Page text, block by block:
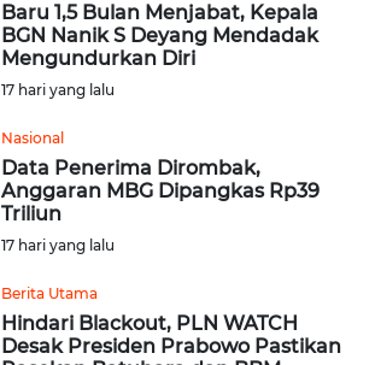
Baru 1,5 Bulan Menjabat, Kepala
BGN Nanik S Deyang Mendadak
Mengundurkan Diri
17 hari yang lalu
Nasional
Data Penerima Dirombak,
Anggaran MBG Dipangkas Rp39
Triliun
17 hari yang lalu
Berita Utama
Hindari Blackout, PLN WATCH
Desak Presiden Prabowo Pastikan